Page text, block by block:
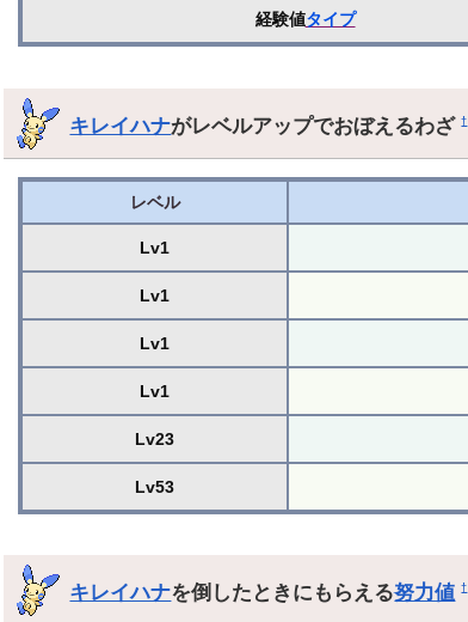
経験値タイプ
キレイハナがレベルアップでおぼえるわざ†
レベル
Lv1
Lv1
Lv1
Lv1
Lv23
Lv53
キレイハナを倒したときにもらえる努力値 †